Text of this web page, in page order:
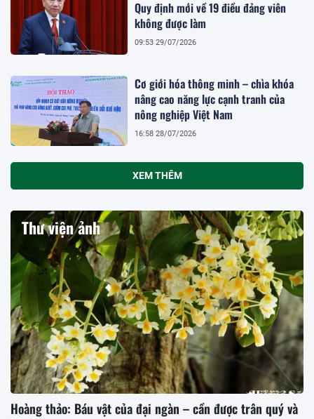
Quy định mới về 19 điều đảng viên
không được làm
09:53 29/07/2026
Cơ giới hóa thông minh – chìa khóa
nâng cao năng lực cạnh tranh của
nông nghiệp Việt Nam
16:58 28/07/2026
XEM THÊM
Thư viện ảnh
Hoàng thảo: Báu vật của đại ngàn – cần được trân quý và